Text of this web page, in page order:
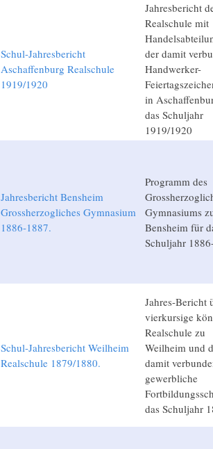
Schul-Jahresbericht
Aschaffenburg Realschule
1919/1920
Jahresbericht
Realschule mit
der damit
Handwerker-
in
das Schuljahr
1919/1920
Jahresbericht Bensheim
Grossherzogliches Gymnasium
1886-1887.
Programm des
Gymnasiums
Bensheim für
Schuljahr
Schul-Jahresbericht Weilheim
Realschule 1879/1880.
Jahres-Bericht
vierkursige
Realschule zu
Weilheim und
damit
gewerbliche
das Schuljahr